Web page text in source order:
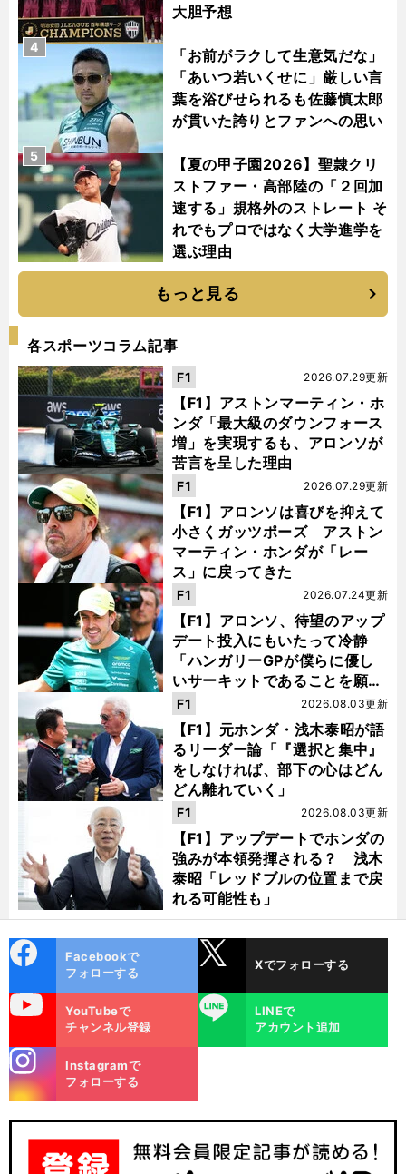
大胆予想
「お前がラクして生意気だな」
「あいつ若いくせに」厳しい言
葉を浴びせられるも佐藤慎太郎
が貫いた誇りとファンへの思い
4
【夏の甲子園2026】聖隷クリ
ストファー・高部陸の「２回加
速する」規格外のストレート そ
れでもプロではなく大学進学を
選ぶ理由
5
もっと見る
各スポーツコラム記事
【F1】アストンマーティン・ホ
ンダ「最大級のダウンフォース
増」を実現するも、アロンソが
苦言を呈した理由
2026.07.29更新
F1
【F1】アロンソは喜びを抑えて
小さくガッツポーズ アストン
マーティン・ホンダが「レー
ス」に戻ってきた
2026.07.29更新
F1
【F1】アロンソ、待望のアップ
デート投入にもいたって冷静
「ハンガリーGPが僕らに優し
いサーキットであることを願
う」
2026.07.24更新
F1
【F1】元ホンダ・浅木泰昭が語
るリーダー論「『選択と集中』
をしなければ、部下の心はどん
どん離れていく」
2026.08.03更新
F1
【F1】アップデートでホンダの
強みが本領発揮される？ 浅木
泰昭「レッドブルの位置まで戻
れる可能性も」
2026.08.03更新
F1
ok
Facebookで
フォローする
Xでフォローする
YouTubeで
チャンネル登録
LINE
LINEで
アカウント追加
m
Instagramで
フォローする